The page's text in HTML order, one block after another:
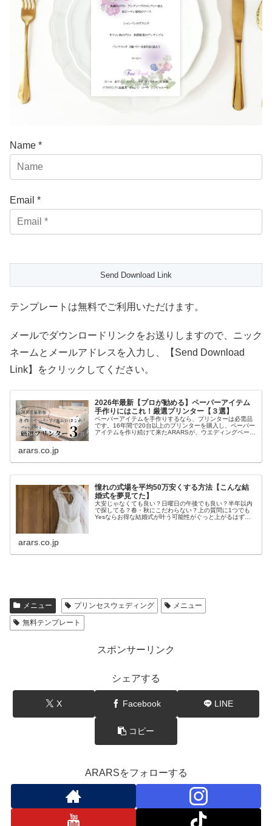
Name *
Email *
テンプレートは無料でご利用いただけます。
メールでダウンロードリンクをお送りしますので、ニック
ネームとメールアドレスを入力し、【Send Download
Link】をクリックしてください。
2026年最新【プロが勧める】ペーパーアイテム
手作りにはこれ！厳選プリンター【３選】
ペーパーアイテムを手作りするなら、プリンターは必需品
です。16年間で20台以上のプリンターを購入し、ペーパー
アイテムを作り続けて来たARARSが、ウエディングペーパ
arars.co.jp
憧れの式場を平均50万安くする方法【こんな結
婚式を夢見てた】
大安じゃなくても良い？日曜日の午後でも良い？半年以内
で探してる？春・秋にこだわらない？上の質問に1つでも
Yesならお得な結婚式が叶う可能性がぐっと上がるはず！
arars.co.jp
メニュー プリンセスウェディング
メニュー
無料テンプレート
スポンサーリンク
シェアする
X Facebook LINE
コピー
ARARSをフォローする